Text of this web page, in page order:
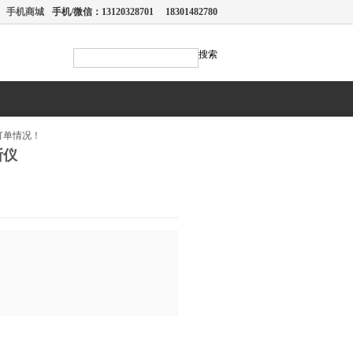
手机/微信：13120328701 18301482780
手机商城
搜索
情况！
仪